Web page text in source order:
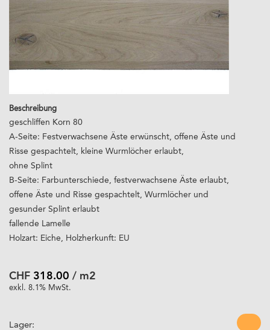
Beschreibung
geschliffen Korn 80
A-Seite: Festverwachsene Äste erwünscht, offene Äste und
Risse gespachtelt, kleine Wurmlöcher erlaubt,
ohne Splint
B-Seite: Farbunterschiede, festverwachsene Äste erlaubt,
offene Äste und Risse gespachtelt, Wurmlöcher und
gesunder Splint erlaubt
fallende Lamelle
Holzart: Eiche, Holzherkunft: EU
CHF 318.00 / m2
exkl. 8.1% MwSt.
Lager: